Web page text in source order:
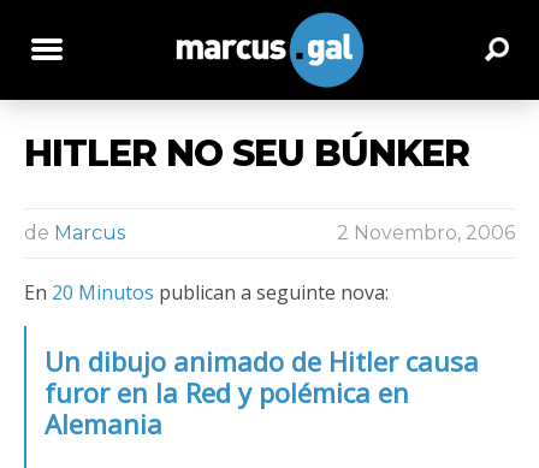
HITLER NO SEU BÚNKER
de Marcus 2 Novembro, 2006
En 20 Minutos publican a seguinte nova:
Un dibujo animado de Hitler causa
furor en la Red y polémica en
Alemania